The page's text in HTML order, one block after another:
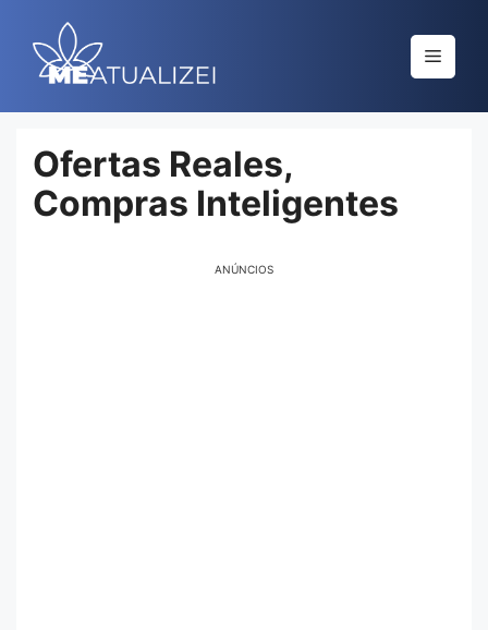
contenido
Menú
Ofertas Reales,
Compras Inteligentes
ANÚNCIOS